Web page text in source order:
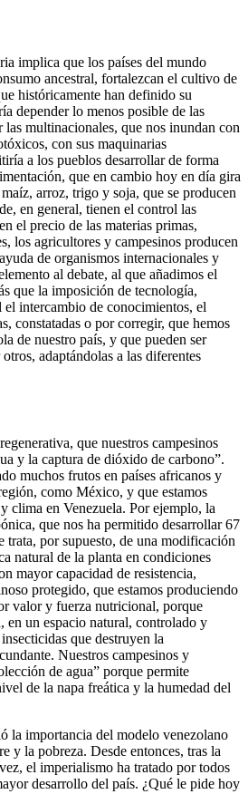
implica que los países del mundo
ancestral, fortalezcan el cultivo de
históricamente han definido su
depender lo menos posible de las
las multinacionales, que nos inundan con
con sus maquinarias
a los pueblos desarrollar de forma
que en cambio hoy en día gira
arroz, trigo y soja, que se producen
en general, tienen el control las
el precio de las materias primas,
los agricultores y campesinos producen
de organismos internacionales y
al debate, al que añadimos el
que la imposición de tecnología,
el intercambio de conocimientos, el
constatadas o por corregir, que hemos
de nuestro país, y que pueden ser
adaptándolas a las diferentes
que nuestros campesinos
y la captura de dióxido de carbono”.
muchos frutos en países africanos y
como México, y que estamos
clima en Venezuela. Por ejemplo, la
que nos ha permitido desarrollar 67
trata, por supuesto, de una modificación
natural de la planta en condiciones
mayor capacidad de resistencia,
protegido, que estamos produciendo
valor y fuerza nutricional, porque
en un espacio natural, controlado y
que destruyen la
Nuestros campesinos y
de agua” porque permite
de la napa freática y la humedad del
la importancia del modelo venezolano
y la pobreza. Desde entonces, tras la
el imperialismo ha tratado por todos
desarrollo del país. ¿Qué le pide hoy